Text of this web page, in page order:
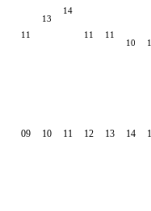
11
09
13
10
14
11
11
12
11
13
10
14